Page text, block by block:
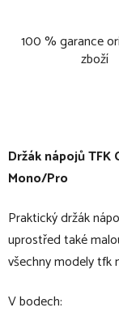
100 % garance
zboží
Držák nápojů
Mono/Pro
Praktický držák
uprostřed také
všechny modely tfk
V bodech: